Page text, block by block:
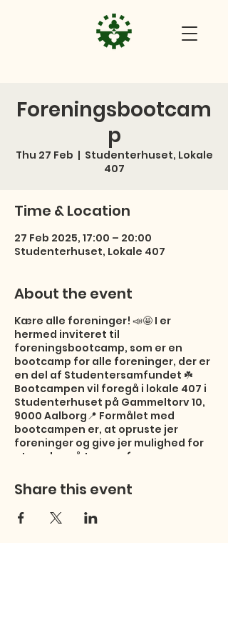
Foreningsbootcam
p
Thu 27 Feb
  |
Studenterhuset, Lokale
407
Time & Location
27 Feb 2025, 17:00 – 20:00
Studenterhuset, Lokale 407
About the event
Kære alle foreninger! 📣🤩 I er
hermed inviteret til
foreningsbootcamp, som er en
bootcamp for alle foreninger, der er
en del af Studentersamfundet ☘️
Bootcampen vil foregå i lokale 407 i
Studenterhuset på Gammeltorv 10,
9000 Aalborg📍 Formålet med
bootcampen er, at opruste jer
foreninger og give jer mulighed for
at mødes på tværs af
networke og erfaringsudveksle 🤝
Studentersamfundet ønsker at give
jer værktøjer og styrke jeres viden
om at få en forening til at køre rundt
Share this event